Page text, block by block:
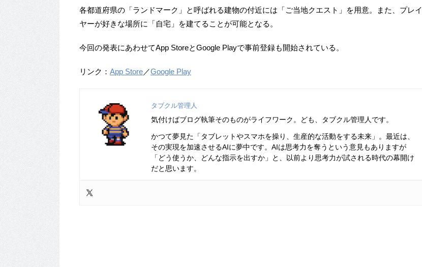
各都道府県の「ランドマーク」と呼ばれる建物の付近には「ご当地クエスト」を用意。また、プレイ
ヤーが好きな場所に「自宅」を建てることが可能となる。
今回の発表にあわせてApp StoreとGoogle Playで事前登録も開始されている。
リンク： App Store／Google Play
タブクル管理人
気付けばブログ執筆そのものがライフワーク。ども、タブクル管理人です。
かつて夢見た「タブレットやスマホを操り、生産的な活動をする未来」。最近は、
その実現を加速させるAIに夢中です。AIは思考力を奪うという意見もありますが
「どう使うか、どんな指示を出すか」と、以前より思考力が試される時代の幕開け
だと思います。